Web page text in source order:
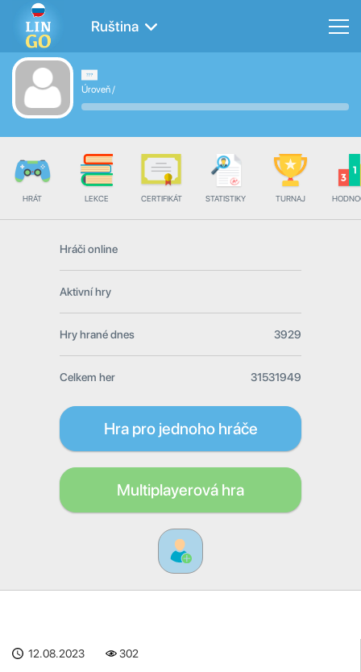
Ruština
Úroveň/
HRÁT LEKCE CERTIFIKÁT STATISTIKY TURNAJ
Hráči online
Aktivní hry
Hry hrané dnes 3929
Celkem her 31531949
Hra pro jednoho hráče
Multiplayerová hra
12.08.2023 302